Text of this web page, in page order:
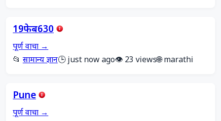
19फेब630
पूर्ण वाचा →
📂 सामान्य ज्ञान🕒 just now ago👁️ 23 views🌐 marathi
Pune
पूर्ण वाचा →